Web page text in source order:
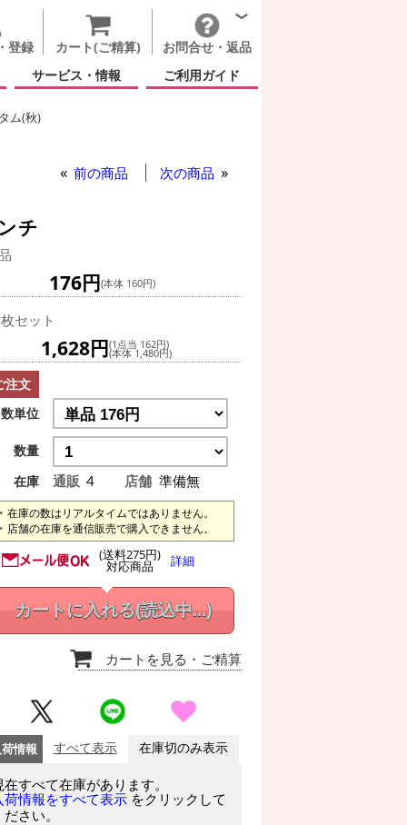
登録 カート(ご精算)
お問合せ・返品
サービス・情報
ご利用ガイド
ム(秋)
前の商品 次の商品
チ
176円(本体 160円)
セット
1,628円(1点当 162円)
(本体 1,480円)
注文
数単位
数量
在庫
通販 4 店舗 準備無
在庫の数はリアルタイムではありません。
店舗の在庫を通信販売で購入できません。
(送料275円)
対応商品 詳細
カートに入れる(読込中...)
カートを見る ・ご精算
情報 すべて表示 在庫切のみ表示
在すべて在庫があります。
荷情報をすべて表示 をクリックして
さい。